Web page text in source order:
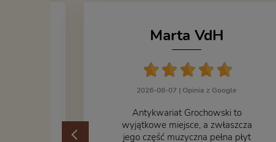
Marta VdH
2026-08-07 | Opinia z Google
​Antykwariat Grochowski to
wyjątkowe miejsce, a zwłaszcza
jego część muzyczna pełna płyt